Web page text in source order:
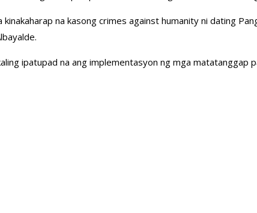
na kasong crimes against humanity ni dating
ipatupad na ang implementasyon ng mga